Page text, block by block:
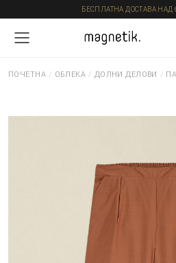
БЕСПЛАТНА ДОСТАВА НАД
ПОЧЕТНА / ОБЛЕКА / ДОЛНИ ДЕЛОВИ /